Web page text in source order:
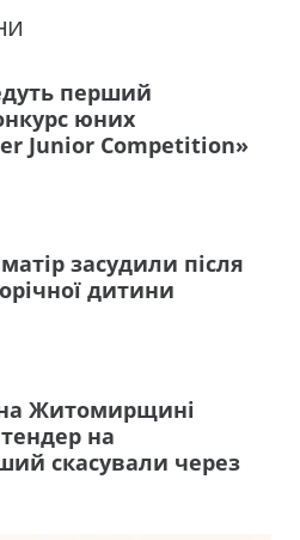
перший
юних
Junior Competition»
засудили після
дитини
на Житомирщині
на
скасували через